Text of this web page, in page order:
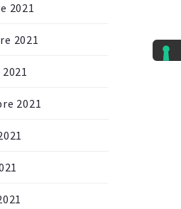
2021
2021
2021